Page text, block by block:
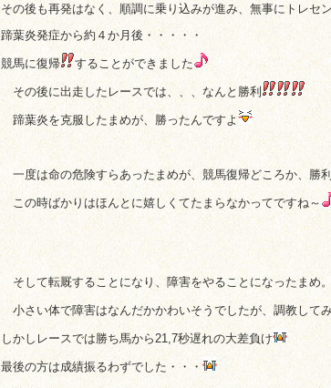
その後も再発はなく、順調に乗り込みが進み、無事にトレセ
蹄葉炎発症から約４か月後・・・・・
競馬に復帰 することができました
その後に出走したレースでは、、、なんと勝利
蹄葉炎を克服したまめが、勝ったんですよ
一度は命の危険すらあったまめが、競馬復帰どころか、勝
この時ばかりはほんとに嬉しくてたまらなかってですね～
そして転厩することになり、障害をやることになったまめ。
小さい体で障害はなんだかかわいそうでしたが、調教して
しかしレースでは勝ち馬から21,7秒遅れの大差負け
最後の方は成績振るわずでした・・・